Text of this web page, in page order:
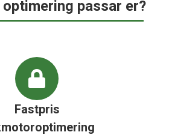
optimering passar er?
Fastpris